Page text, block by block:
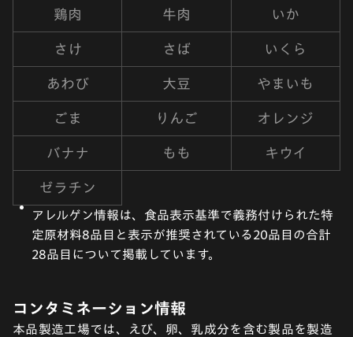
鶏肉 牛肉 いか
さけ さば いくら
あわび 大豆 やまいも
ごま りんご オレンジ
バナナ もも キウイ
ゼラチン
アレルゲン情報は、食品表示基準で義務付けられた特
定原材料8品目と表示が推奨されている20品目の合計
28品目について掲載しています。
コンタミネーション情報
本品製造工場では、えび、卵、乳成分を含む製品を製造